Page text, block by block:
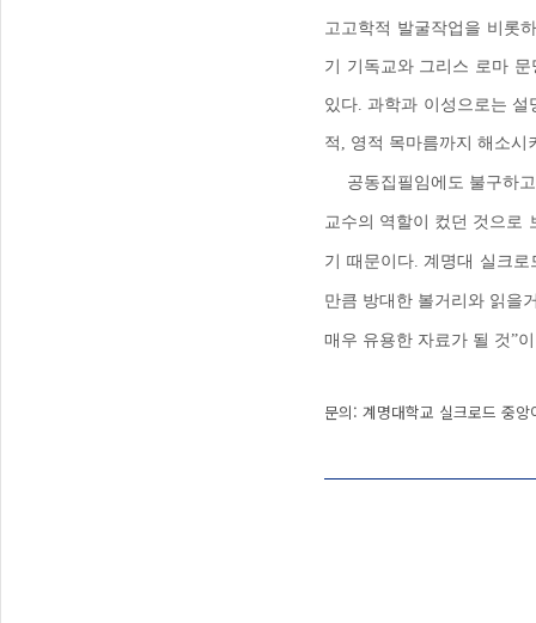
고고학적 발굴작업을 비롯
기 기독교와 그리스 로마 문
있다.과학과 이성으로는
적 , 영적 목마름까지 해소시
공동집필임에도 불구하고
교수의 역할이 컸던 것으로
기 때문이다. 계명대 실크
만큼 방대한 볼거리와 읽을
매우 유용한 자료가 될 것”
문의: 계명대학교 실크로드 중